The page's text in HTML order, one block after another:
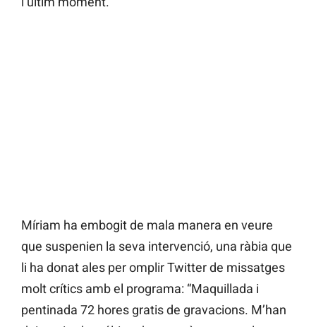
Míriam ha embogit de mala manera en veure
que suspenien la seva intervenció, una ràbia que
li ha donat ales per omplir Twitter de missatges
molt crítics amb el programa: “Maquillada i
pentinada 72 hores gratis de gravacions. M’han